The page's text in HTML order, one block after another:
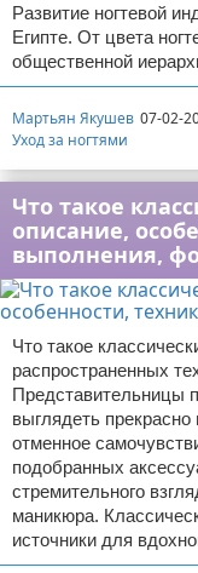
Развитие ногтевой
Египте. От цвета
общественной
Мартьян Якушев 07-02-
Уход за ногтями
Что такое
описание,
выполнения,
Что такое
распространенных
Представительницы
выглядеть
отменное
подобранных
стремительного
маникюра.
источники для